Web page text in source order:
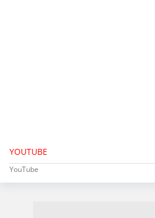
YOUTUBE
YouTube